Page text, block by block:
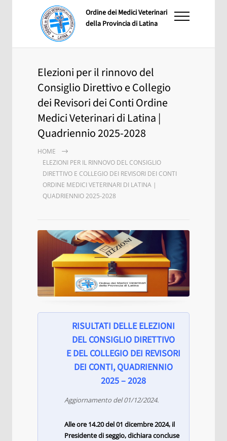
Ordine dei Medici Veterinari
della Provincia di Latina
Elezioni per il rinnovo del
Consiglio Direttivo e Collegio
dei Revisori dei Conti Ordine
Medici Veterinari di Latina |
Quadriennio 2025-2028
HOME
ELEZIONI PER IL RINNOVO DEL CONSIGLIO
DIRETTIVO E COLLEGIO DEI REVISORI DEI CONTI
ORDINE MEDICI VETERINARI DI LATINA |
QUADRIENNIO 2025-2028
RISULTATI DELLE ELEZIONI
DEL CONSIGLIO DIRETTIVO
E DEL COLLEGIO DEI REVISORI
DEI CONTI, QUADRIENNIO
2025 – 2028
Aggiornamento del 01/12/2024.
Alle ore 14.20 del 01 dicembre 2024, il
Presidente di seggio, dichiara concluse